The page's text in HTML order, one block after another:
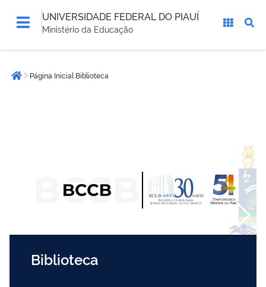
UNIVERSIDADE FEDERAL DO PIAUÍ
Ministério da Educação
estáPágina inicial
Página Inicial Biblioteca
Biblioteca